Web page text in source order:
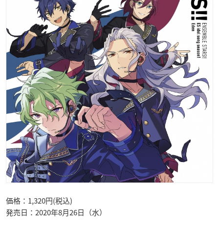
価格：1,320円(税込)
発売日：2020年8月26日（水）